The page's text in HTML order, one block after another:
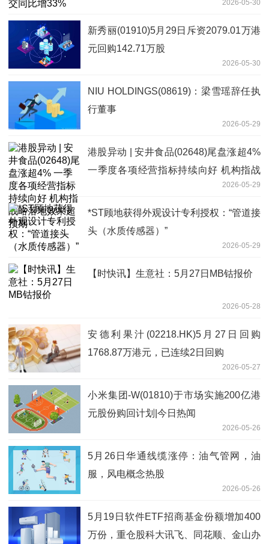
2026-05-30
新秀丽(01910)5月29日斥资2079.01万港
元回购142.71万股
2026-05-30
NIU HOLDINGS(08619)：梁雪瑶辞任执
行董事
2026-05-29
港股异动 | 安井食品(02648)尾盘涨超4%
一季度各项经营指标持续向好 机构指战
2026-05-29
*ST顾地获得外观设计专利授权：“管道接
头（水质传感器）”
2026-05-29
【时快讯】生意社：5月27日MB钴报价
2026-05-28
安德利果汁(02218.HK)5月27日回购
1768.87万港元，已连续2日回购
2026-05-27
小米集团-W(01810)于市场实施200亿港
元股份购回计划|今日热闻
2026-05-26
5月26日华通线缆涨停：油气管网，油
服，风电概念热股
2026-05-26
5月19日软件ETF招商基金份额增加400
万份，重仓股科大讯飞、同花顺、金山办